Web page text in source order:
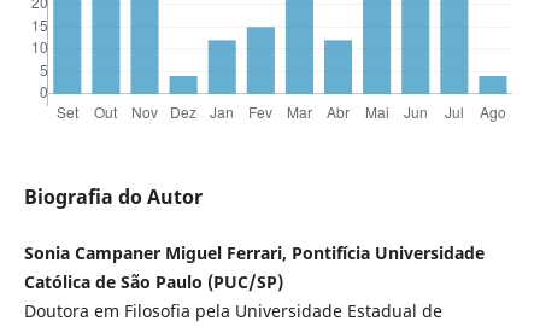
Biografia do Autor
Sonia Campaner Miguel Ferrari, Pontifícia Universidade
Católica de São Paulo (PUC/SP)
Doutora em Filosofia pela Universidade Estadual de